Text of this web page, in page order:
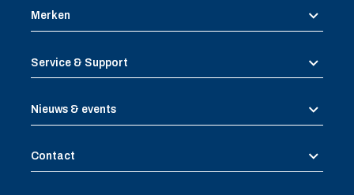
Merken
Service & Support
Nieuws & events
Contact